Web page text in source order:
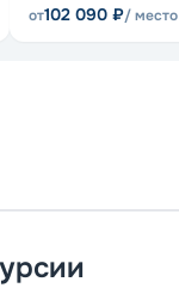
от102 090 ₽/ место